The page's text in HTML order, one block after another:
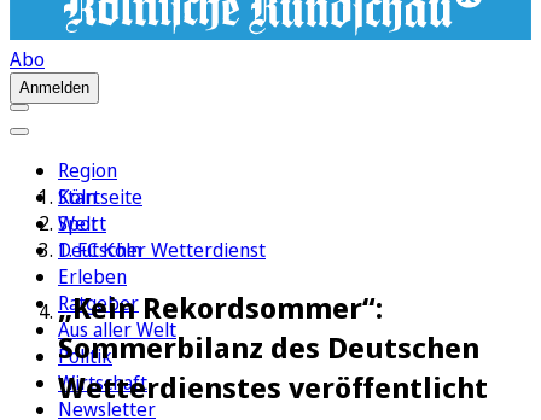
Abo
Anmelden
Region
Köln
Sport
1. FC Köln
Erleben
Ratgeber
Aus aller Welt
Politik
Wirtschaft
Newsletter
Startseite
Welt
Deutscher Wetterdienst
„Kein Rekordsommer“:
Sommerbilanz des Deutschen
Wetterdienstes veröffentlicht